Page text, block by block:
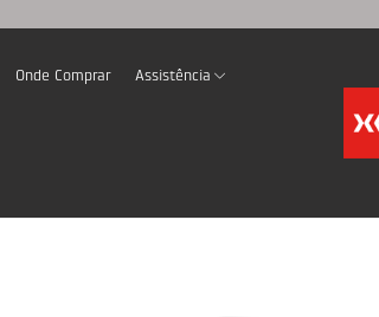
Onde Comprar Assistência